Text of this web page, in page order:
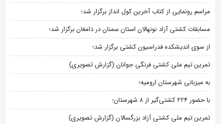
مراسم رونمایی از کتاب آخرین کول انداز برگزار شد؛
مسابقات کشتی آزاد نونهالان استان سمنان در دامغان برگزار شد؛
از سوی اندیشکده فدراسیون کشتی برگزار شد؛
تمرین تیم ملی کشتی فرنگی جوانان (گزارش تصویری)
به میزبانی شهرستان ارومیه؛
با حضور ۲۲۴ کشتی‌گیر از ۸ شهرستان؛
تمرین تیم ملی کشتی آزاد بزرگسالان (گزارش تصویری)